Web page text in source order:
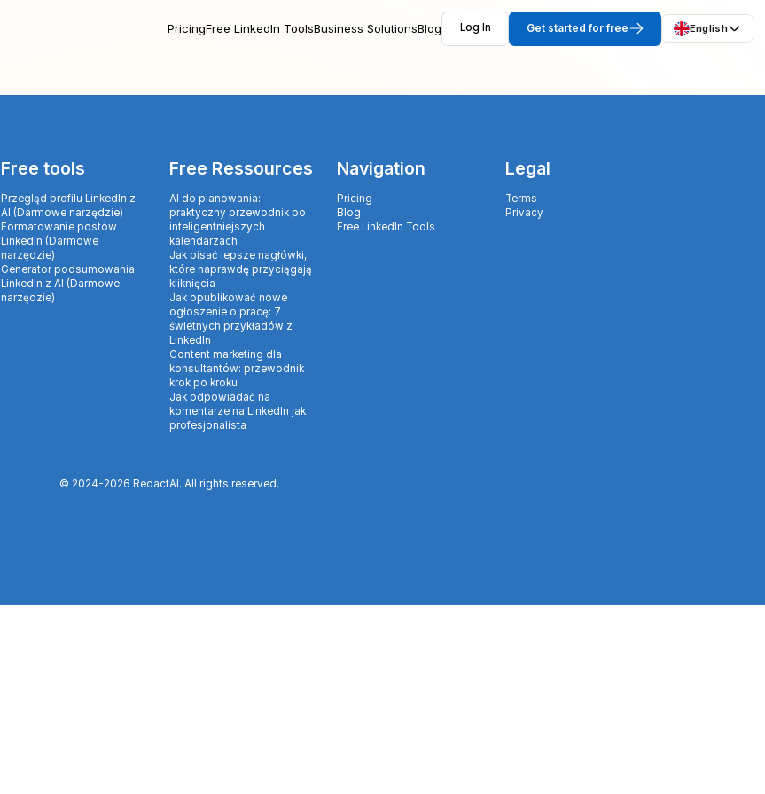
PricingFree LinkedIn ToolsBusiness SolutionsBlog Log In Get started for free English
Free tools
Przegląd profilu LinkedIn z
AI (Darmowe narzędzie)
Formatowanie postów
LinkedIn (Darmowe
narzędzie)
Generator podsumowania
LinkedIn z AI (Darmowe
narzędzie)
Free Ressources
AI do planowania:
praktyczny przewodnik po
inteligentniejszych
kalendarzach
Jak pisać lepsze nagłówki,
które naprawdę przyciągają
kliknięcia
Jak opublikować nowe
ogłoszenie o pracę: 7
świetnych przykładów z
LinkedIn
Content marketing dla
konsultantów: przewodnik
krok po kroku
Jak odpowiadać na
komentarze na LinkedIn jak
profesjonalista
Navigation
Pricing
Blog
Free LinkedIn Tools
Legal
Terms
Privacy
© 2024-2026 RedactAI. All rights reserved.